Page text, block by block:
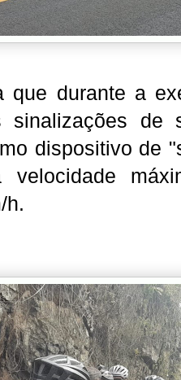
que durante a
sinalizações
dispositivo de
h.